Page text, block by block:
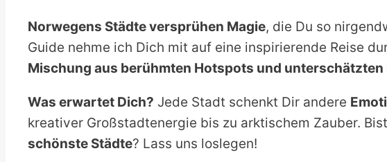
Norwegens Städte versprühen Magie, die Du so
Guide nehme ich Dich mit auf eine inspirierende Reise
Mischung aus berühmten Hotspots und unterschätzten
Was erwartet Dich? Jede Stadt schenkt Dir andere
kreativer Großstadtenergie bis zu arktischem Zauber.
schönste Städte? Lass uns loslegen!